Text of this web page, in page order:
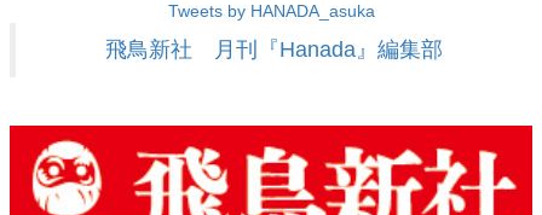
Tweets by HANADA_asuka
飛鳥新社 月刊『Hanada』編集部